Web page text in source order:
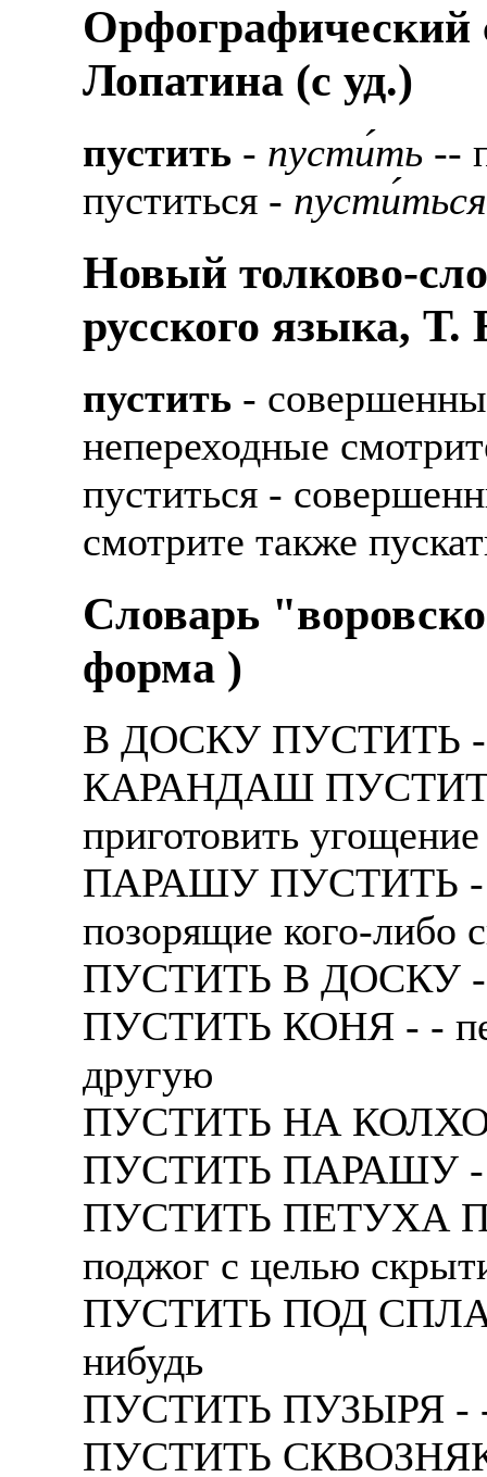
Орфографический
Лопатина (c уд.)
пустить - пусти́ть --
пуститься - пусти́ться
Новый толково-
русского языка,
пустить -
непереходные
пуститься -
смотрите также
Словарь
форма )
В ДОСКУ ПУСТИТЬ -
КАРАНДАШ ПУСТИТЬ -
пpиготовить угощение
ПАРАШУ ПУСТИТЬ - -
позоpящие кого-либо
ПУСТИТЬ В ДОСКУ -
ПУСТИТЬ КОНЯ - -
дpугую
ПУСТИТЬ НА КОЛХОЗ
ПУСТИТЬ ПАРАШУ -
ПУСТИТЬ ПЕТУХА
поджог с целью
ПУСТИТЬ ПОД СПЛАВ
нибудь
ПУСТИТЬ ПУЗЫРЯ - -
ПУСТИТЬ СКВОЗНЯК